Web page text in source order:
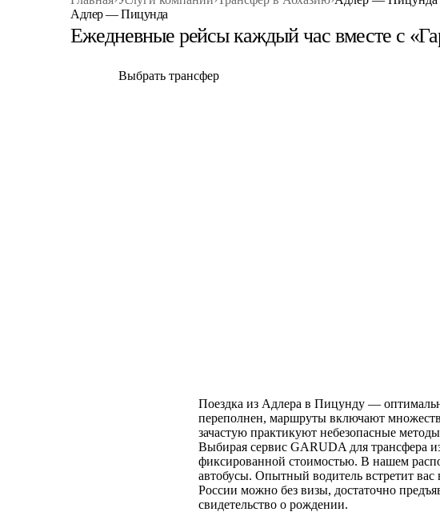
Адлер — Пицунда
Ежедневные рейсы каждый час вместе с
Выбрать трансфер
Поездка из Адлера в Пицунду —
переполнен, маршруты включают
зачастую практикуют небезопасные
Выбирая сервис GARUDA для трансфера
фиксированной стоимостью. В нашем
автобусы. Опытный водитель встретит
России можно без визы, достаточно
свидетельство о рождении.